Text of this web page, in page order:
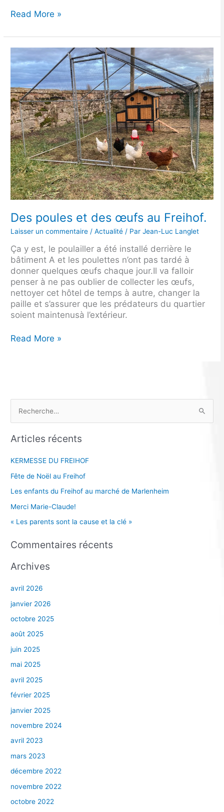
Read More »
Des poules et des œufs au Freihof.
Laisser un commentaire /Actualité / ParJean-Luc Langlet
Ça y est, le poulailler a été installé derrière le
bâtiment A et les poulettes n’ont pas tardé à
donner quelques œufs chaque jour.Il va falloir
penser à ne pas oublier de collecter les œufs,
nettoyer cet hôtel de temps à autre, changer la
paille et s’assurer que les prédateurs du quartier
soient maintenusà l’extérieur.
poules
et
des
œufs
au
Freihof.
Read More »
c
r
c
h
e
Articles récents
KERMESSE DU FREIHOF
Fête de Noël au Freihof
Les enfants du Freihof au marché de Marlenheim
Merci Marie-Claude!
« Les parents sont la cause et la clé »
Commentaires récents
Archives
avril 2026
janvier 2026
octobre 2025
août 2025
juin 2025
mai 2025
avril 2025
février 2025
janvier 2025
novembre 2024
avril 2023
mars 2023
décembre 2022
novembre 2022
octobre 2022